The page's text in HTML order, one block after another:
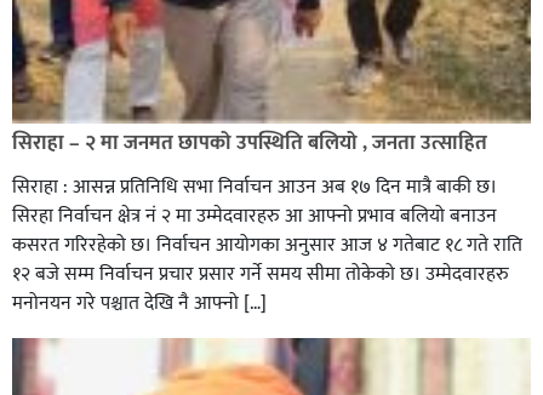
सिराहा – २ मा जनमत छापको उपस्थिति बलियो , जनता उत्साहित
सिराहा : आसन्न प्रतिनिधि सभा निर्वाचन आउन अब १७ दिन मात्रै बाकी छ।
सिरहा निर्वाचन क्षेत्र नं २ मा उम्मेदवारहरु आ आफ्नो प्रभाव बलियो बनाउन
कसरत गरिरहेको छ। निर्वाचन आयोगका अनुसार आज ४ गतेबाट १८ गते राति
१२ बजे सम्म निर्वाचन प्रचार प्रसार गर्ने समय सीमा तोकेको छ। उम्मेदवारहरु
मनोनयन गरे पश्चात देखि नै आफ्नो […]